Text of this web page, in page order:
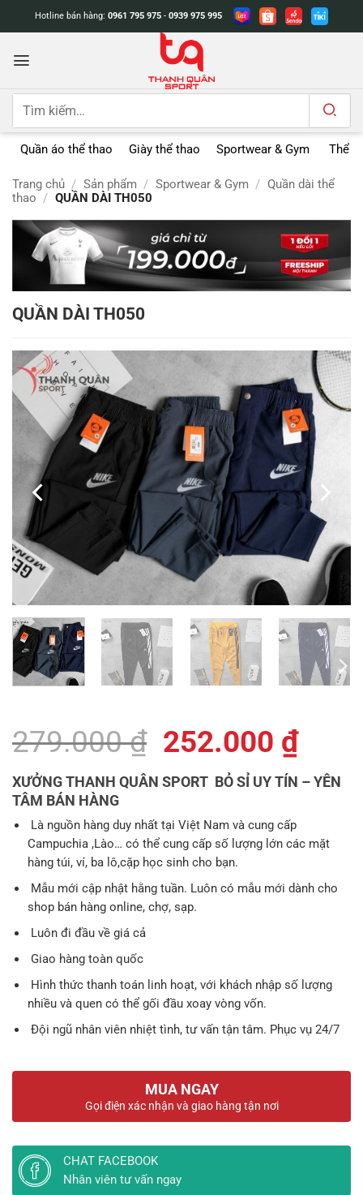
dung
Hotline bán hàng: 0961 795 975 - 0939 975 995
Tìm
Quần áo thể thao Giày thể thao Sportwear & Gym Thể
Trang chủ / Sản phẩm / Sportwear & Gym / Quần dài thể
thao / QUẦN DÀI TH050
QUẦN DÀI TH050
279.000₫ Giá
gốc
279.000 ₫.
252.000 ₫Giá
hiện
là:
XƯỞNG THANH QUÂN SPORT BỎ SỈ UY TÍN – YÊN
TÂM BÁN HÀNG
Là nguồn hàng duy nhất tại Việt Nam và cung cấp
Campuchia ,Lào… có thể cung cấp số lượng lớn các mặt
hàng túi, ví, ba lô,cặp học sinh cho bạn.
Mẫu mới cập nhật hằng tuần. Luôn có mẫu mới dành cho
shop bán hàng online, chợ, sạp.
Luôn đi đầu về giá cả
Giao hàng toàn quốc
Hình thức thanh toán linh hoạt, với khách nhập số lượng
nhiều và quen có thể gối đầu xoay vòng vốn.
Đội ngũ nhân viên nhiệt tình, tư vấn tận tâm. Phục vụ 24/7
MUA NGAY
Gọi điện xác nhận và giao hàng tận nơi
CHAT FACEBOOK
Nhân viên tư vấn ngay